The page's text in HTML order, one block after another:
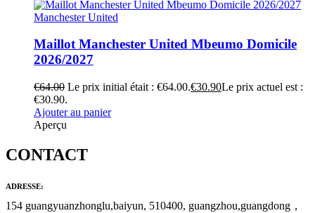
Manchester United
Maillot Manchester United Mbeumo Domicile
2026/2027
€64.00 Le prix initial était : €64.00.€30.90Le prix actuel est :
€30.90.
Ajouter au panier
Aperçu
CONTACT
ADRESSE:
154 guangyuanzhonglu,baiyun, 510400, guangzhou,guangdong，